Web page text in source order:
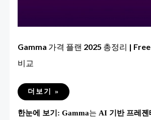
Gamma 가격 플랜 2025 총정리 |
비교
GAMMA
플
더보기 »
한눈에 보기: Gamma는 AI 기반 프레젠